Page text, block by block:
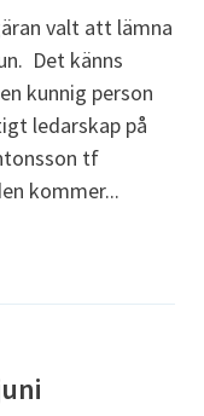
valt att lämna
Det känns
kunnig person
ledarskap på
tf
kommer...